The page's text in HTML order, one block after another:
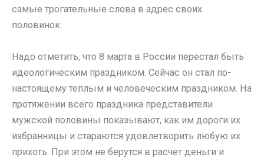
самые трогательные слова в адрес своих
половинок.
Надо отметить, что 8 марта в России перестал быть
идеологическим праздником. Сейчас он стал по-
настоящему теплым и человеческим праздником. На
протяжении всего праздника представители
мужской половины показывают, как им дороги их
избранницы и стараются удовлетворить любую их
прихоть. При этом не берутся в расчет деньги и